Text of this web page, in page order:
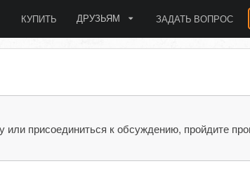
КУПИТЬ ДРУЗЬЯМ ЗАДАТЬ ВОПРОС
присоединиться к обсуждению, пройдите